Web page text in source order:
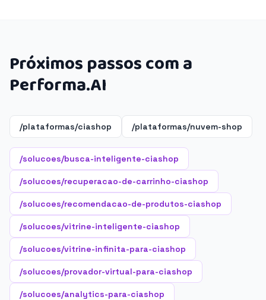
Próximos passos com a
Performa.AI
/plataformas/ciashop /plataformas/nuvem-shop
/solucoes/busca-inteligente-ciashop
/solucoes/recuperacao-de-carrinho-ciashop
/solucoes/recomendacao-de-produtos-ciashop
/solucoes/vitrine-inteligente-ciashop
/solucoes/vitrine-infinita-para-ciashop
/solucoes/provador-virtual-para-ciashop
/solucoes/analytics-para-ciashop